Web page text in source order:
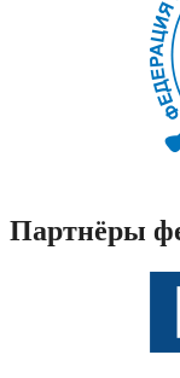
Партнёры